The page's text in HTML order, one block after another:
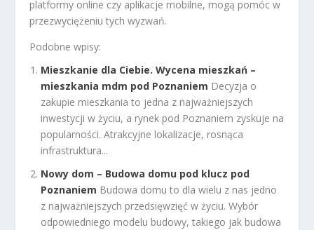
platformy online czy aplikacje mobilne, mogą pomóc w
przezwyciężeniu tych wyzwań.
Podobne wpisy:
Mieszkanie dla Ciebie. Wycena mieszkań –
mieszkania mdm pod Poznaniem Decyzja o
zakupie mieszkania to jedna z najważniejszych
inwestycji w życiu, a rynek pod Poznaniem zyskuje na
popularności. Atrakcyjne lokalizacje, rosnąca
infrastruktura...
Nowy dom – Budowa domu pod klucz pod
Poznaniem Budowa domu to dla wielu z nas jedno
z najważniejszych przedsięwzięć w życiu. Wybór
odpowiedniego modelu budowy, takiego jak budowa